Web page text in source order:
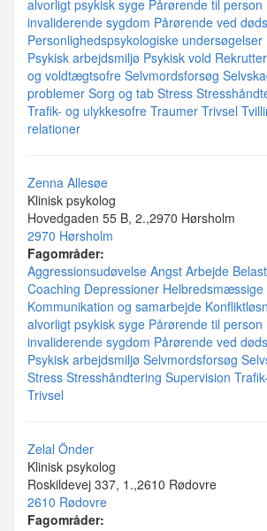
alvorligt psykisk syge Pårørende til person
invaliderende sygdom Pårørende ved
Personlighedspsykologiske undersøgelser
Psykisk arbejdsmiljø Psykisk vold
og voldtægtsofre Selvmordsforsøg
problemer Sorg og tab Stress
Trafik- og ulykkesofre Traumer Trivsel
relationer
Zenna Allesøe
Klinisk psykolog
Hovedgaden 55 B, 2.,2970 Hørsholm
2970 Hørsholm
Fagområder:
Aggressionsudøvelse Angst Arbejde
Coaching Depressioner
Kommunikation og samarbejde
alvorligt psykisk syge Pårørende til person
invaliderende sygdom Pårørende ved
Psykisk arbejdsmiljø Selvmordsforsøg
Stress Stresshåndtering Supervision
Trivsel
Zelal Önder
Klinisk psykolog
Roskildevej 337, 1.,2610 Rødovre
2610 Rødovre
Fagområder: